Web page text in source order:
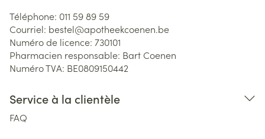
Téléphone: 011 59 89 59
Courriel: bestel@apotheekcoenen.be
Numéro de licence: 730101
Pharmacien responsable: Bart Coenen
Numéro TVA: BE0809150442
Service à la clientèle
FAQ